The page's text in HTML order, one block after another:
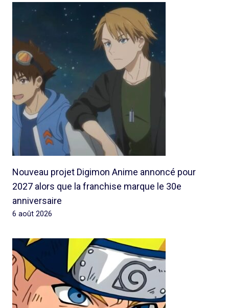
Nouveau projet Digimon Anime annoncé pour
2027 alors que la franchise marque le 30e
anniversaire
6 août 2026